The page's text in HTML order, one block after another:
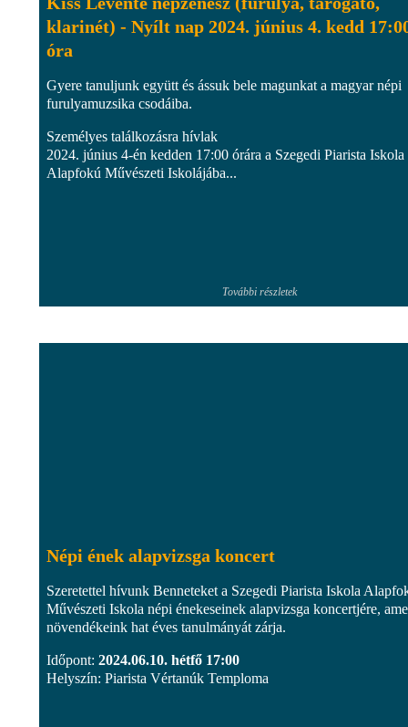
klarinét) - Nyílt nap 2024. június 4. kedd
óra
Gyere tanuljunk együtt és ássuk bele magunkat a magyar népi
furulyamuzsika csodáiba.
Személyes találkozásra hívlak
2024. június 4-én kedden 17:00 órára a Szegedi Piarista Iskola
Alapfokú Művészeti Iskolájába...
További részletek
Népi ének alapvizsga koncert
Szeretettel hívunk Benneteket a Szegedi Piarista Iskola
Művészeti Iskola népi énekeseinek alapvizsga koncertjére,
növendékeink hat éves tanulmányát zárja.
Időpont: 2024.06.10. hétfő 17:00
Helyszín: Piarista Vértanúk Temploma